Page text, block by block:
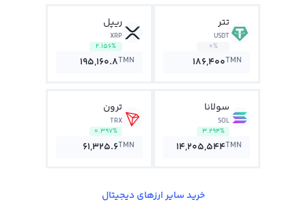
تتر
USDT
0%
186,400TMN
ریپل
XRP
2.156%
195,160.8TMN
سولانا
SOL
3.294%
14,205,544TMN
ترون
TRX
0.397%
61,325.6TMN
خرید سایر ارزهای دیجیتال